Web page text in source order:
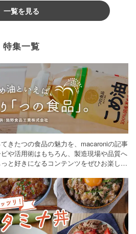
一覧を見る
特集一覧
きたつの食品の魅力を、macaroniの記事
や活用術はもちろん、製造現場や品質へ
と好きになるコンテンツをぜひお楽しみ